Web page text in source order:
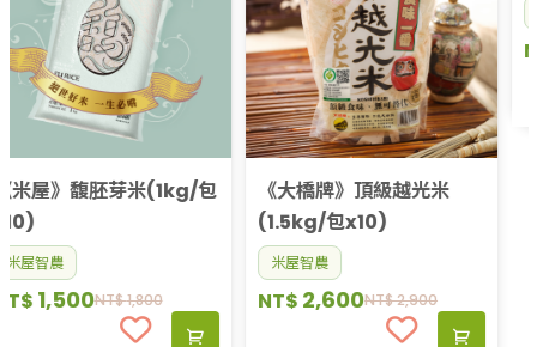
《大橋牌》頂級越光米
(1.5kg/包x10)
米屋智農
NT$2,900
NT$2,600
米屋智農
NT$1,800
NT$1,500